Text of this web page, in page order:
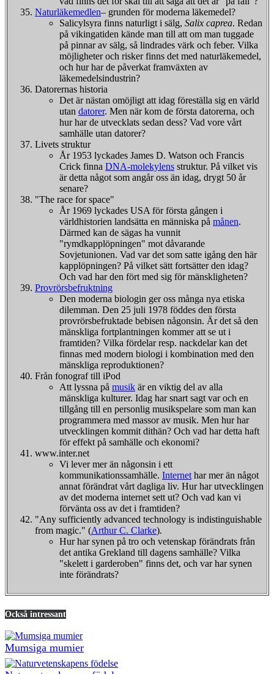
Naturläkemedlen– grunden för moderna läkemedel?
Salicylsyra finns naturligt i sälg, Salix caprea. Redan
på vikingatiden kände man till att om man tuggade
på pinnar av sälg, så lindrades värk och feber. Vilka
möjligheter och risker finns det med naturläkemedel,
och hur har de påverkat framväxten av
läkemedelsindustrin?
Datorernas historia
Det är nästan omöjligt att idag föreställa sig en värld
utan datorer. Men när kom de första datorerna, och
hur har de utvecklats sedan dess? Vad vore vårt
samhälle utan datorer?
Livets struktur
År 1953 lyckades James D. Watson och Francis
Crick finna DNA-molekylens struktur. På vilket vis
är detta något som angår oss än idag, drygt 50 år
senare?
"The race for space"
År 1969 lyckades USA för första gången i
världhistorien landsätta en människa på månen.
Därmed kan de sägas ha vunnit
"rymdkapplöpningen" mot dåvarande
Sovjetunionen. Vad var det som satte igång den här
kapplöpningen? På vilket sätt fortsätter den idag?
Och vad har den fört med sig för mänskligheten?
Provrörsbefruktning
Den moderna biologin ger oss många nya etiska
dilemman. Den 25 juli 1978 föddes den första
provrörsbefruktade bebisen någonsin. Är det så den
mänskliga fortplantningen kommer att se ut i
framtiden? Vilka fördelar resp. nackdelar kan det
finnas med modern biologi i kombination med den
mänskliga reproduktionen?
Från fonograf till iPod
Att lyssna på musik är en viktig del av alla
mänskliga kulturer. Idag har snart sagt var och en
tillgång till en personlig musikspelare som man kan
programmera med massor av musik. Men hur har
utvecklingen kommit dithän? Och vad har detta haft
för effekt på samhälle och ekonomi?
www.inter.net
Vi lever mer än någonsin i ett
kommunikationssamhälle. Internet har mer än något
annat förändrat vårt dagliga liv. Hur har utvecklingen
av det moderna internet sett ut? Och vad kan vi
förvänta oss av det i framtiden?
"Any sufficiently advanced technology is indistinguishable
from magic." (Arthur C. Clarke).
Hur har synen på tro och vetenskap förändrats från
det antika Grekland till dagens samhälle? Vilka
"skelett i garderoben" finns det, och var har synen
inte förändrats?
Också intressant
Mumsiga mumier